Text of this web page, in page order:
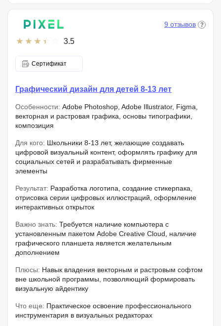
3.5
9 отзывов
Сертификат
Графический дизайн для детей 8-13 лет
Особенности: Adobe Photoshop, Adobe Illustrator, Figma,
векторная и растровая графика, основы типографики,
композиция
Для кого: Школьники 8-13 лет, желающие создавать
цифровой визуальный контент, оформлять графику для
социальных сетей и разрабатывать фирменные
элементы
Результат: Разработка логотипа, создание стикерпака,
отрисовка серии цифровых иллюстраций, оформление
интерактивных открыток
Важно знать: Требуется наличие компьютера с
установленным пакетом Adobe Creative Cloud, наличие
графического планшета является желательным
дополнением
Плюсы: Навык владения векторным и растровым софтом
вне школьной программы, позволяющий формировать
визуальную айдентику
Что еще: Практическое освоение профессионального
инструментария в визуальных редакторах